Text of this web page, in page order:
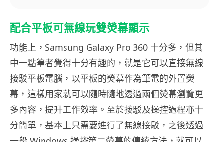
配合平板可無線玩雙熒幕顯示
功能上，Samsung Galaxy Pro 360 十分多，但其
中一點筆者覺得十分有趣的，就是它可以直接無線
接駁平板電腦，以平板的熒幕作為筆電的外置熒
幕，這樣用家就可以隨時隨地透過兩個熒幕瀏覽更
多內容，提升工作效率。至於接駁及操控過程亦十
分簡單，基本上只需要進行了無線接駁，之後透過